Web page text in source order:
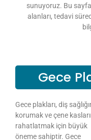
sunuyoruz. Bu
alanları, tedavi
Gece
Gece plakları, diş
korumak ve çene
rahatlatmak için büyük
öneme sahiptir. Gece